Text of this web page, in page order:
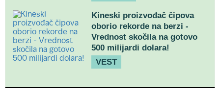
Kineski proizvođač čipova
oborio rekorde na berzi -
Vrednost skočila na gotovo
500 milijardi dolara!
VEST